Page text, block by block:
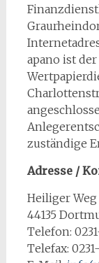
apano ist
zuständige
Adresse /
Heiliger Weg
44135
Telefon:
Telefax: